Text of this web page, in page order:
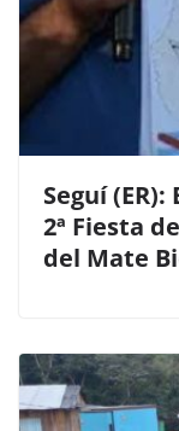
Seguí
2ª Fiesta
del Mate